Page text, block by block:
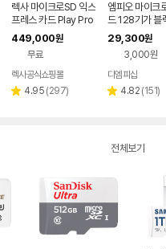
렉사 마이크로SD 익스
프레스 카드 Play Pro
닌텐도스위치2 메모리
1TB
449,000원
무료
렉사공식쇼핑몰
별 4.95 리
(297)
엠피오 마이크
드 128기가 블
갤럭시 핸드폰
장메모리
29,300원
3,000원
디엠피샵
별 4.82 리
(151)
전체보기